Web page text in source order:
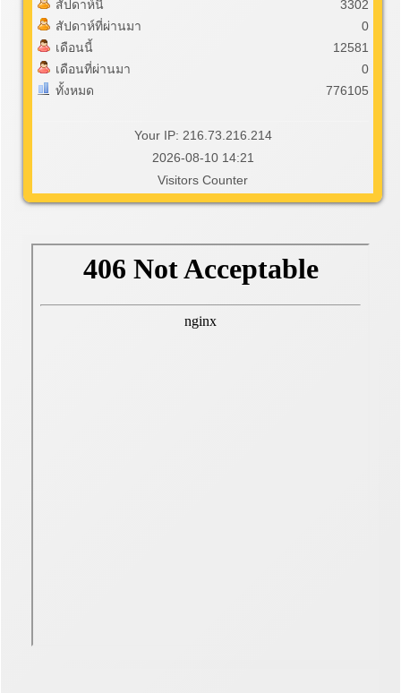
สัปดาห์นี้
สัปดาห์ที่ผ่านมา
เดือนนี้
เดือนที่ผ่านมา
ทั้งหมด
3302
0
12581
0
776105
Your IP: 216.73.216.214
2026-08-10 14:21
Visitors Counter